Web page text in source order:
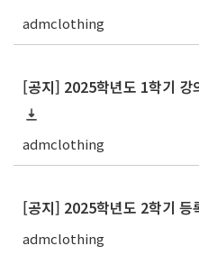
admclothing
[공지] 2025학년도 1학기
admclothing
admclothing